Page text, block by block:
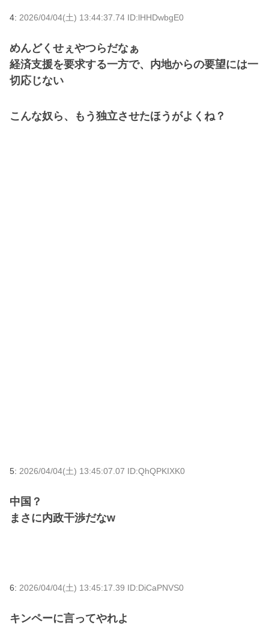
4: 2026/04/04(土) 13:44:37.74 ID:lHHDwbgE0
めんどくせぇやつらだなぁ
経済支援を要求する一方で、内地からの要望には一
切応じない
こんな奴ら、もう独立させたほうがよくね？
5: 2026/04/04(土) 13:45:07.07 ID:QhQPKIXK0
中国？
まさに内政干渉だなw
6: 2026/04/04(土) 13:45:17.39 ID:DiCaPNVS0
キンペーに言ってやれよ